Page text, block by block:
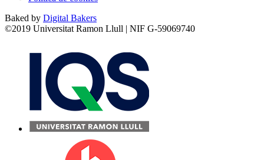
Baked by Digital Bakers
©2019 Universitat Ramon Llull | NIF G-59069740